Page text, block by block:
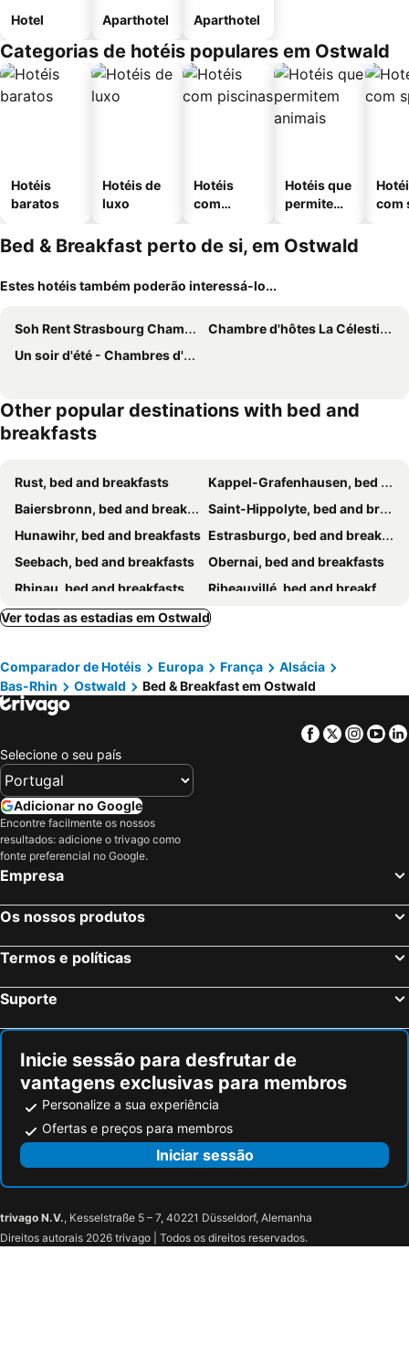
Hotel Aparthotel Aparthotel
Categorias de hotéis populares em Ostwald
Hotéis
baratos
Hotéis de
luxo
Hotéis
com
Hotéis que
permitem
com
Bed & Breakfast perto de si, em Ostwald
Estes hotéis também poderão interessá-lo...
Soh Rent Strasbourg Chambre 4 Tv-wifi Proche Gare
Chambre d'hôtes La Célestine
Un soir d'été - Chambres d'hôtes
Other popular destinations with bed and
breakfasts
Rust, bed and breakfasts
Kappel-Grafenhausen, bed and breakfasts
Baiersbronn, bed and breakfasts
Saint-Hippolyte, bed and breakfasts
Hunawihr, bed and breakfasts Estrasburgo, bed and breakfasts
Seebach, bed and breakfasts
Obernai, bed and breakfasts
Rhinau, bed and breakfasts
Ribeauvillé, bed and breakfasts
Drachenbronn-Birlenbach, bed and breakfasts
Breitenbach, bed and breakfasts
Kogenheim, bed and breakfasts
Rosheim, bed and breakfasts
Kurtzenhouse, bed and breakfasts
Schwanau, bed and breakfasts
Kirrwiller, bed and breakfasts
Ringsheim, bed and breakfasts
Offenburg, bed and breakfasts
Weiterswiller, bed and breakfasts
Ittenheim, bed and breakfasts
Andlau, bed and breakfasts
La Petite Pierre, bed and breakfasts
Wittisheim, bed and breakfasts
Bergheim, bed and breakfasts Oppenau, bed and breakfasts
Gerstheim, bed and breakfasts
Bouxwiller, bed and breakfasts
Schwobsheim, bed and breakfasts
Niderviller, bed and breakfasts
Ver todas as estadias em Ostwald
Comparador de Hotéis Europa França
Alsácia
Bas-Rhin
Ostwald Bed & Breakfast em Ostwald
Facebook
Twitter
Selecione o seu país
Adicionar no Google
Encontre facilmente os nossos
resultados: adicione o trivago como
fonte preferencial no Google.
Empresa
Os nossos produtos
Termos e políticas
Suporte
Inicie sessão para desfrutar de
vantagens exclusivas para membros
Personalize a sua experiência
Ofertas e preços para membros
Iniciar sessão
trivago N.V., Kesselstraße 5 – 7, 40221 Düsseldorf, Alemanha
Direitos autorais 2026 trivago | Todos os direitos reservados.